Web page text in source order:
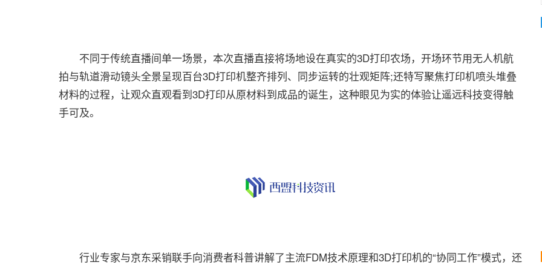
不同于传统直播间单一场景，本次直播直接将场地设在真实的3D打印农场，开场环节用无人机航
拍与轨道滑动镜头全景呈现百台3D打印机整齐排列、同步运转的壮观矩阵;还特写聚焦打印机喷头堆叠
材料的过程，让观众直观看到3D打印从原材料到成品的诞生，这种眼见为实的体验让遥远科技变得触
手可及。
行业专家与京东采销联手向消费者科普讲解了主流FDM技术原理和3D打印机的“协同工作”模式，还